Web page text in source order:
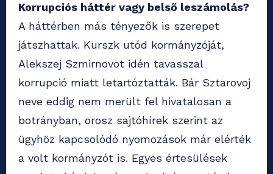
Korrupciós háttér vagy belső leszámolás?
A háttérben más tényezők is szerepet
játszhattak. Kurszk utód kormányzóját,
Alekszej Szmirnovot idén tavasszal
korrupció miatt letartóztatták. Bár Sztarovoj
neve eddig nem merült fel hivatalosan a
botrányban, orosz sajtóhírek szerint az
ügyhöz kapcsolódó nyomozások már elérték
a volt kormányzót is. Egyes értesülések